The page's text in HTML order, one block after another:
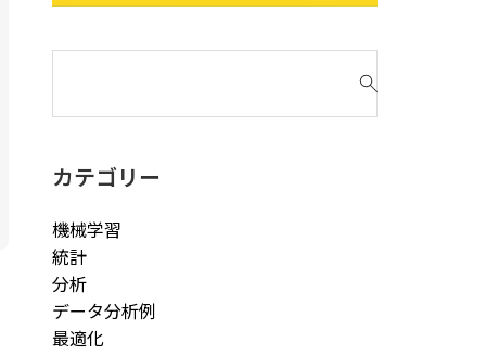
対
:カテゴリー
機械学習
統計
分析
データ分析例
最適化